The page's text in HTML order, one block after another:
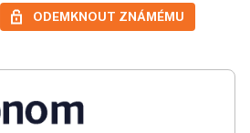
ODEMKNOUT ZNÁMÉMU